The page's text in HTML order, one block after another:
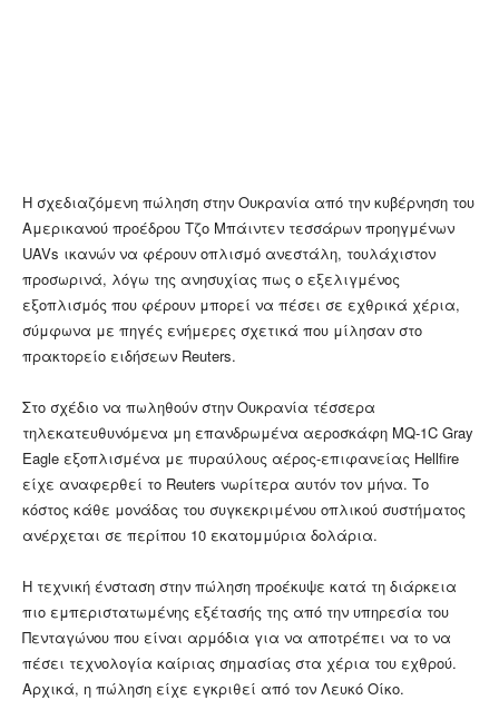
Η σχεδιαζόμενη πώληση στην Ουκρανία από την κυβέρνηση του
Αμερικανού προέδρου Τζο Μπάιντεν τεσσάρων προηγμένων
UAVs ικανών να φέρουν οπλισμό ανεστάλη, τουλάχιστον
προσωρινά, λόγω της ανησυχίας πως ο εξελιγμένος
εξοπλισμός που φέρουν μπορεί να πέσει σε εχθρικά χέρια,
σύμφωνα με πηγές ενήμερες σχετικά που μίλησαν στο
πρακτορείο ειδήσεων Reuters.
Στο σχέδιο να πωληθούν στην Ουκρανία τέσσερα
τηλεκατευθυνόμενα μη επανδρωμένα αεροσκάφη MQ-1C Gray
Eagle εξοπλισμένα με πυραύλους αέρος-επιφανείας Hellfire
είχε αναφερθεί το Reuters νωρίτερα αυτόν τον μήνα. Το
κόστος κάθε μονάδας του συγκεκριμένου οπλικού συστήματος
ανέρχεται σε περίπου 10 εκατομμύρια δολάρια.
Η τεχνική ένσταση στην πώληση προέκυψε κατά τη διάρκεια
πιο εμπεριστατωμένης εξέτασής της από την υπηρεσία του
Πενταγώνου που είναι αρμόδια για να αποτρέπει να το να
πέσει τεχνολογία καίριας σημασίας στα χέρια του εχθρού.
Αρχικά, η πώληση είχε εγκριθεί από τον Λευκό Οίκο.